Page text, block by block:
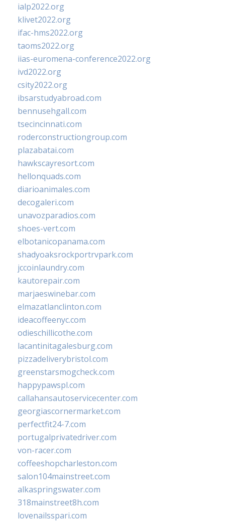
ialp2022.org
klivet2022.org
ifac-hms2022.org
taoms2022.org
iias-euromena-conference2022.org
ivd2022.org
csity2022.org
ibsarstudyabroad.com
bennusehgall.com
tsecincinnati.com
roderconstructiongroup.com
plazabatai.com
hawkscayresort.com
hellonquads.com
diarioanimales.com
decogaleri.com
unavozparadios.com
shoes-vert.com
elbotanicopanama.com
shadyoaksrockportrvpark.com
jccoinlaundry.com
kautorepair.com
marjaeswinebar.com
elmazatlanclinton.com
ideacoffeenyc.com
odieschillicothe.com
lacantinitagalesburg.com
pizzadeliverybristol.com
greenstarsmogcheck.com
happypawspl.com
callahansautoservicecenter.com
georgiascornermarket.com
perfectfit24-7.com
portugalprivatedriver.com
von-racer.com
coffeeshopcharleston.com
salon104mainstreet.com
alkaspringswater.com
318mainstreet8h.com
lovenailsspari.com